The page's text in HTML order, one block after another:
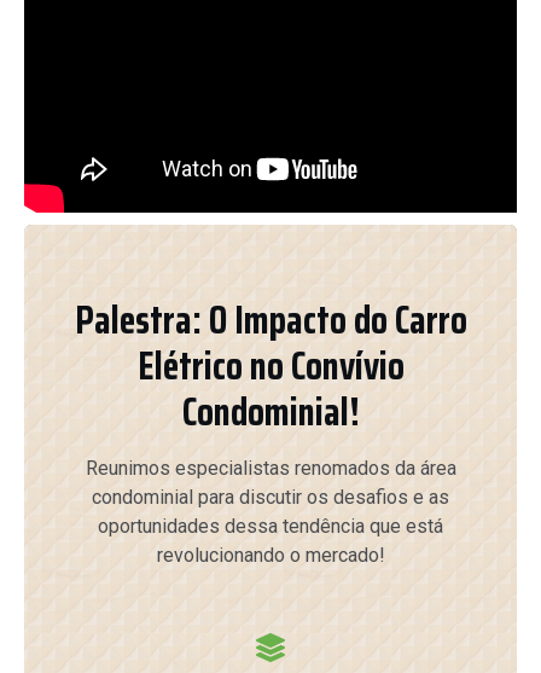
Palestra: O Impacto do Carro
Elétrico no Convívio
Condominial!
Reunimos especialistas renomados da área
condominial para discutir os desafios e as
oportunidades dessa tendência que está
revolucionando o mercado!